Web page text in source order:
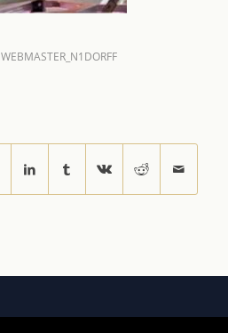
WEBMASTER_N1DORFF